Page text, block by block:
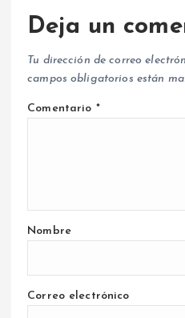
Deja un
Tu dirección de correo
campos obligatorios están
Comentario *
Nombre
Correo electrónico